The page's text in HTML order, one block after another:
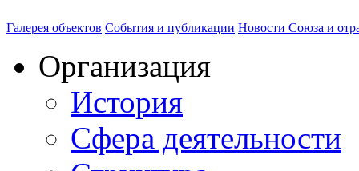
Галерея объектов События и публикации Новости Союза и
Организация
История
Сфера деятельности